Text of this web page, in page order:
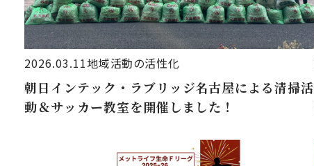
2026.03.11地域活動の活性化
朝日インテック・ラブリッジ名古屋による清掃活
動＆サッカー教室を開催しました！